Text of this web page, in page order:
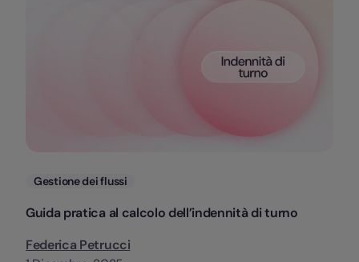
Categorie
Gestione dei flussi
Guida pratica al calcolo dell’indennità di turno
Federica Petrucci